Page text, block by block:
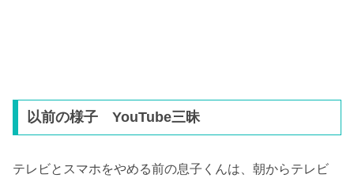
以前の様子 YouTube三昧
テレビとスマホをやめる前の息子くんは、朝からテレビ